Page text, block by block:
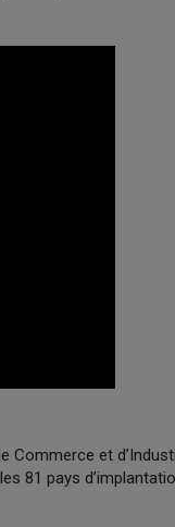
Commerce et
81 pays